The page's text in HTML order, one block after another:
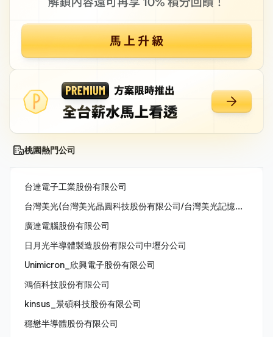
桃園熱門公司
台達電子工業股份有限公司
台灣美光(台灣美光晶圓科技股份有限公司/台灣美光記憶體股份有限公司/美商美光亞太科技股份有限公司)
廣達電腦股份有限公司
日月光半導體製造股份有限公司中壢分公司
Unimicron_欣興電子股份有限公司
鴻佰科技股份有限公司
kinsus_景碩科技股份有限公司
穩懋半導體股份有限公司